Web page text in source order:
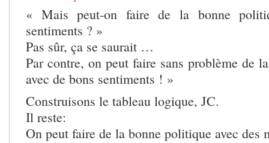
« Mais peut-on faire de la bonne
sentiments ? »
Pas sûr, ça se saurait …
Par contre, on peut faire sans problème de
avec de bons sentiments ! »
Construisons le tableau logique, JC.
Il reste:
On peut faire de la bonne politique avec des